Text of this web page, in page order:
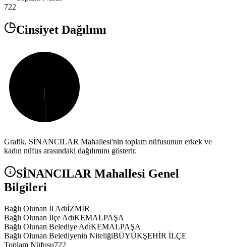
722
Cinsiyet Dağılımı
Grafik, SİNANCILAR Mahallesi'nin toplam nüfusunun erkek ve
kadın nüfus arasındaki dağılımını gösterir.
SİNANCILAR Mahallesi Genel
Bilgileri
Bağlı Olunan İl AdıİZMİR
Bağlı Olunan İlçe AdıKEMALPAŞA
Bağlı Olunan Belediye AdıKEMALPAŞA
Bağlı Olunan Belediyenin NiteliğiBÜYÜKŞEHİR İLÇE
Toplam Nüfusu722